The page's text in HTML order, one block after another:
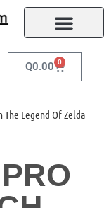
Q0.00 0
Legend Of Zelda